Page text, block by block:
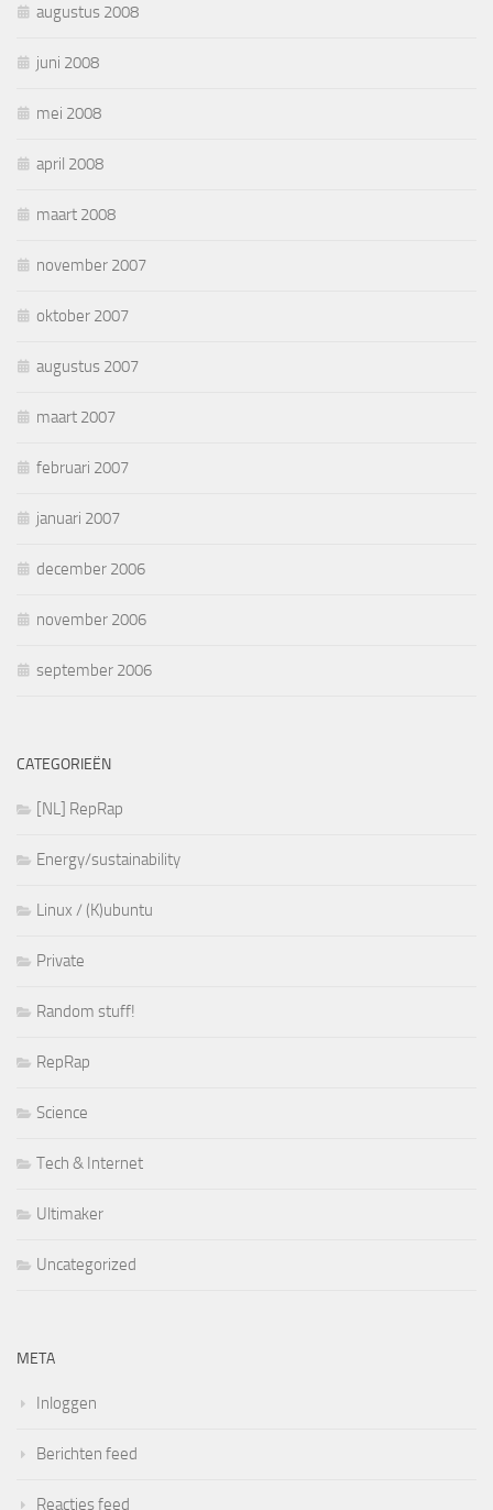
augustus 2008
juni 2008
mei 2008
april 2008
maart 2008
november 2007
oktober 2007
augustus 2007
maart 2007
februari 2007
januari 2007
december 2006
november 2006
september 2006
CATEGORIEËN
[NL] RepRap
Energy/sustainability
Linux / (K)ubuntu
Private
Random stuff!
RepRap
Science
Tech & Internet
Ultimaker
Uncategorized
META
Inloggen
Berichten feed
Reacties feed